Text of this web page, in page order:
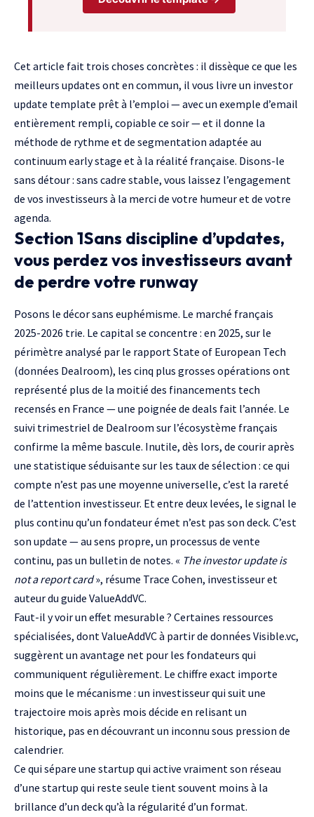
Cet article fait trois choses concrètes : il dissèque ce que les
meilleurs updates ont en commun, il vous livre un investor
update template prêt à l’emploi — avec un exemple d’email
entièrement rempli, copiable ce soir — et il donne la
méthode de rythme et de segmentation adaptée au
continuum early stage et à la réalité française. Disons-le
sans détour : sans cadre stable, vous laissez l’engagement
de vos investisseurs à la merci de votre humeur et de votre
agenda.
Section 1Sans discipline d’updates,
vous perdez vos investisseurs avant
de perdre votre runway
Posons le décor sans euphémisme. Le marché français
2025-2026 trie. Le capital se concentre : en 2025, sur le
périmètre analysé par le rapport State of European Tech
(données Dealroom), les cinq plus grosses opérations ont
représenté plus de la moitié des financements tech
recensés en France — une poignée de deals fait l’année. Le
suivi trimestriel de Dealroom sur l’écosystème français
confirme la même bascule. Inutile, dès lors, de courir après
une statistique séduisante sur les taux de sélection : ce qui
compte n’est pas une moyenne universelle, c’est la rareté
de l’attention investisseur. Et entre deux levées, le signal le
plus continu qu’un fondateur émet n’est pas son deck. C’est
son update — au sens propre, un processus de vente
continu, pas un bulletin de notes. « The investor update is
not a report card», résume Trace Cohen, investisseur et
auteur du guide ValueAddVC.
Faut-il y voir un effet mesurable ? Certaines ressources
spécialisées, dont ValueAddVC à partir de données Visible.vc,
suggèrent un avantage net pour les fondateurs qui
communiquent régulièrement. Le chiffre exact importe
moins que le mécanisme : un investisseur qui suit une
trajectoire mois après mois décide en relisant un
historique, pas en découvrant un inconnu sous pression de
calendrier.
Ce qui sépare une startup qui active vraiment son réseau
d’une startup qui reste seule tient souvent moins à la
brillance d’un deck qu’à la régularité d’un format.